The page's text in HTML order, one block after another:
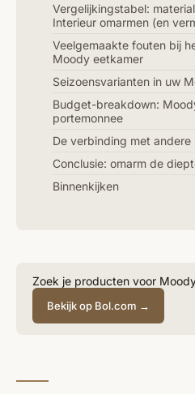
Vergelijkingstabel:
Interieur omarmen (en
Veelgemaakte fouten bij
Moody eetkamer
Seizoensvarianten in uw
Budget-breakdown:
portemonnee
De verbinding met andere
Conclusie: omarm de
Binnenkijken
Zoek je producten voor
Bekijk op Bol.com →